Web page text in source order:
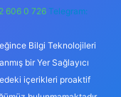
606 0 726 Telegram:
Bilgi Teknolojileri
bir Yer Sağlayıcı
içerikleri proaktif